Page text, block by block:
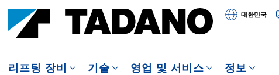
대한민국
리프팅 장비 기술 영업 및 서비스 정보